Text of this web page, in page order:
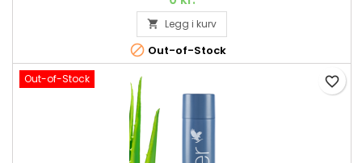
 Legg i kurv
 Out-of-Stock
Out-of-Stock favorite_border